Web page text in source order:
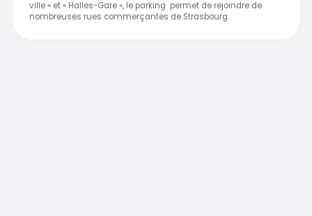
ville » et « Halles-Gare », le parking permet de rejoindre de
nombreuses rues commerçantes de Strasbourg.